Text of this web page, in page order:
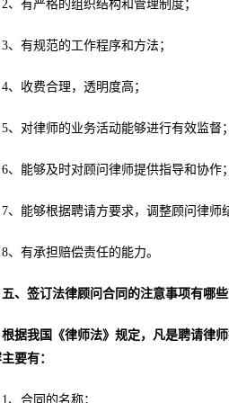
2、有严格的组织结构和管理制度；
3、有规范的工作程序和方法；
4、收费合理，透明度高；
5、对律师的业务活动能够进行有效监督；
6、能够及时对顾问律师提供指导和协作；
7、能够根据聘请方要求，调整顾问律师
8、有承担赔偿责任的能力。
五、签订法律顾问合同的注意事项有哪些
根据我国《律师法》规定，凡是聘请律
要有：
1、合同的名称；